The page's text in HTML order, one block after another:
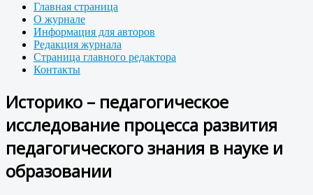
Главная страница
О журнале
Информация для авторов
Редакция журнала
Страница главного редактора
Контакты
Историко – педагогическое
исследование процесса развития
педагогического знания в науке и
образовании